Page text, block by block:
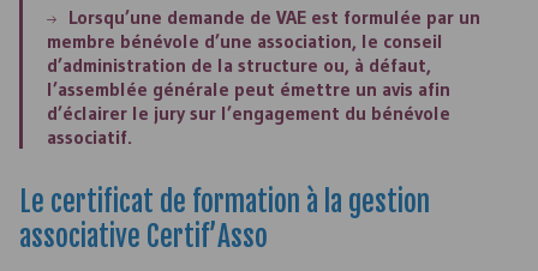
Lorsqu’une demande de VAE est formulée par un
membre bénévole d’une association, le conseil
d’administration de la structure ou, à défaut,
l’assemblée générale peut émettre un avis afin
d’éclairer le jury sur l’engagement du bénévole
associatif.
Le certificat de formation à la gestion
associative Certif’Asso